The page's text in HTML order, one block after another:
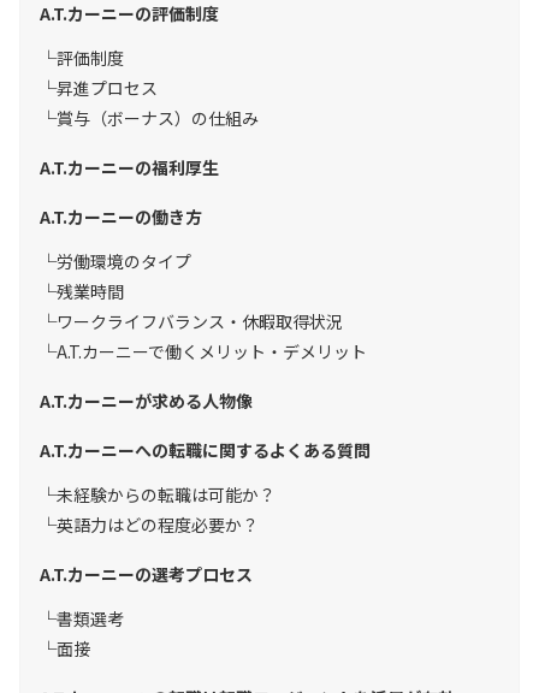
A.T.カーニーの評価制度
評価制度
昇進プロセス
賞与（ボーナス）の仕組み
A.T.カーニーの福利厚生
A.T.カーニーの働き方
労働環境のタイプ
残業時間
ワークライフバランス・休暇取得状況
A.T.カーニーで働くメリット・デメリット
A.T.カーニーが求める人物像
A.T.カーニーへの転職に関するよくある質問
未経験からの転職は可能か？
英語力はどの程度必要か？
A.T.カーニーの選考プロセス
書類選考
面接